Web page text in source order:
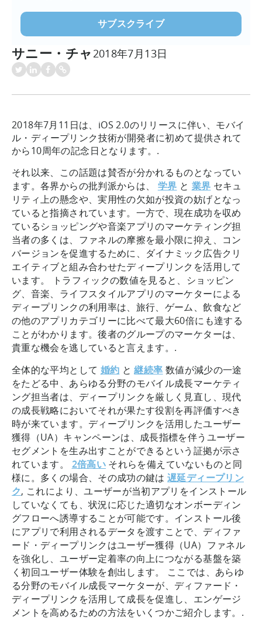
サニー・チャ2018年7月13日
2018年7月11日は、iOS 2.0のリリースに伴い、モバイ
ル・ディープリンク技術が開発者に初めて提供されて
から10周年の記念日となります。.
それ以来、この話題は賛否が分かれるものとなってい
ます。各界からの批判派からは、 学界 と 業界 セキュ
リティ上の懸念や、実用性の欠如が投資の妨げとなっ
ていると指摘されています。一方で、現在成功を収め
ているショッピングや音楽アプリのマーケティング担
当者の多くは、ファネルの摩擦を最小限に抑え、コン
バージョンを促進するために、ダイナミック広告クリ
エイティブと組み合わせたディープリンクを活用して
います。 トラフィックの数値を見ると、ショッピン
グ、音楽、ライフスタイルアプリのマーケターによる
ディープリンクの利用率は、旅行、ゲーム、飲食など
の他のアプリカテゴリーに比べて最大60倍にも達する
ことがわかります。後者のグループのマーケターは、
貴重な機会を逃していると言えます。.
全体的な平均として 婚約 と継続率 数値が減少の一途
をたどる中、あらゆる分野のモバイル成長マーケティ
ング担当者は、ディープリンクを厳しく見直し、現代
の成長戦略においてそれが果たす役割を再評価すべき
時が来ています。ディープリンクを活用したユーザー
獲得（UA）キャンペーンは、成長指標を伴うユーザー
セグメントを生み出すことができるという証拠が示さ
れています。 2倍高いそれらを備えていないものと同
様に。多くの場合、その成功の鍵は遅延ディープリン
ク, これにより、ユーザーが当初アプリをインストール
していなくても、状況に応じた適切なオンボーディン
グフローへ誘導することが可能です。インストール後
にアプリで利用されるデータを渡すことで、ディファ
ード・ディープリンクはユーザー獲得（UA）ファネル
を強化し、ユーザー定着率の向上につながる基盤を築
く初回ユーザー体験を創出します。 ここでは、あらゆ
る分野のモバイル成長マーケターが、ディファード・
ディープリンクを活用して成長を促進し、エンゲージ
メントを高めるための方法をいくつかご紹介します。.